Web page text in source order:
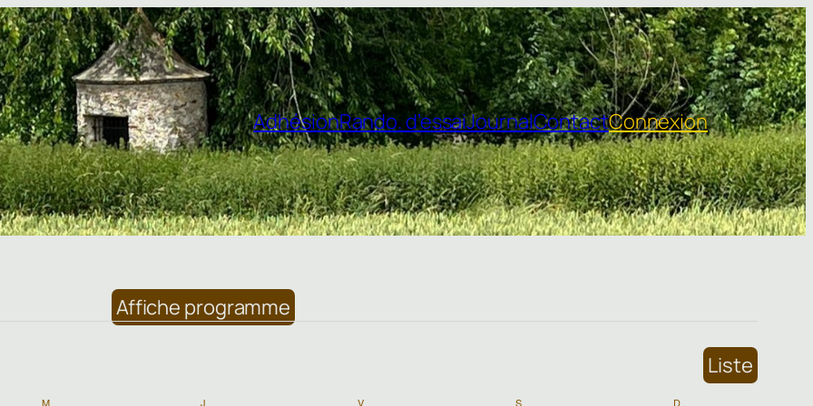
AdhésionRando. d’essaiJournalContactConnexion
Affiche programme
Liste
MMERCREDI J V S DDIMANCHE